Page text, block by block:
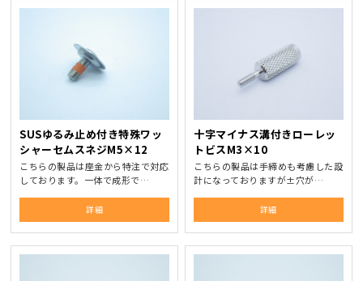
SUSゆるみ止め付き特殊ワッ
シャーセムスネジM5×12
こちらの製品は座金から特注で対応
しております。一体で成形で…
詳細
十字マイナス溝付きローレッ
トビスM3×10
こちらの製品は手締めも考慮した設
計になっておりますが±穴が…
詳細